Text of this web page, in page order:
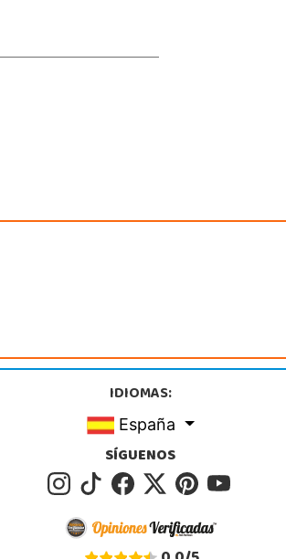
IDIOMAS:
España
SÍGUENOS